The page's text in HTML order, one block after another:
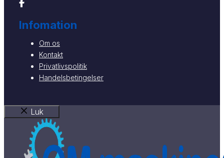
Infomation
Om os
Kontakt
Privatlivspolitik
Handelsbetingelser
Luk